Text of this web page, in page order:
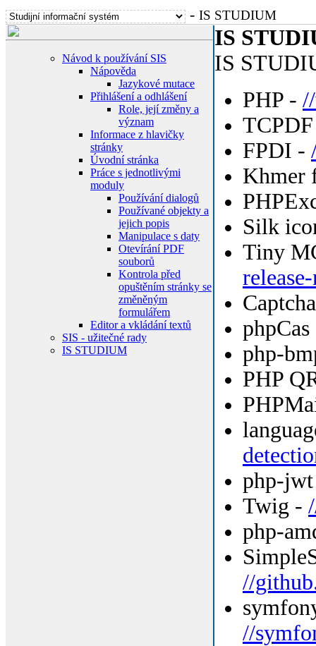
- IS STUDIUM
Návod k používání SIS
Nápověda
Jazykové mutace
Přihlášení a odhlášení
Role, její změny a
význam
Informace z hlavičky
stránky
Úvodní stránka
Práce s jednotlivými
moduly
Používání dialogů
Používané objekty a
jejich popis
Manipulace s daty
Otevírání PDF
souborů
Kontrola před
opuštěním stránky se
změněným
formulářem
Editor a vkládání textů
SIS - užitečné rady
IS STUDIUM
IS
IS
PHP -
FPDI -
Khmer
Silk
Tiny
php-
PHP
php-
Twig -
php-
//
//